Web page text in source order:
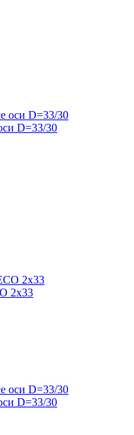
D=33/30
2x33
D=33/30